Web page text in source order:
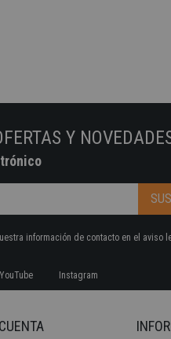
Y
información de contacto en el aviso
YouTube Instagram